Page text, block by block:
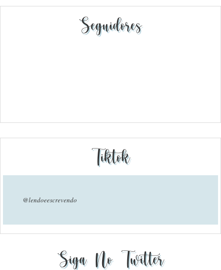
Seguidores
Tiktok
@lendoeescrevendo
Siga No Twitter